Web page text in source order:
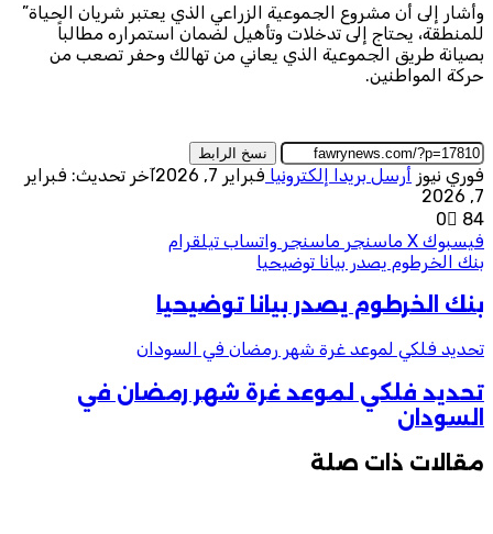
وأشار إلى أن مشروع الجموعية الزراعي الذي يعتبر شريان الحياة”
للمنطقة، يحتاج إلى تدخلات وتأهيل لضمان استمراره مطالباً
بصيانة طريق الجموعية الذي يعاني من تهالك وحفر تصعب من
حركة المواطنين.
نسخ الرابط
فوري نيوز أرسل بريدا إلكترونيا فبراير 7, 2026
آخر تحديث: فبراير
7, 2026
0
84
فيسبوك ‫X ماسنجر ماسنجر واتساب تيلقرام
بنك الخرطوم يصدر بيانا توضيحيا
بنك الخرطوم يصدر بيانا توضيحيا
تحديد فلكي لموعد غرة شهر رمضان في السودان
تحديد فلكي لموعد غرة شهر رمضان في
السودان
مقالات ذات صلة